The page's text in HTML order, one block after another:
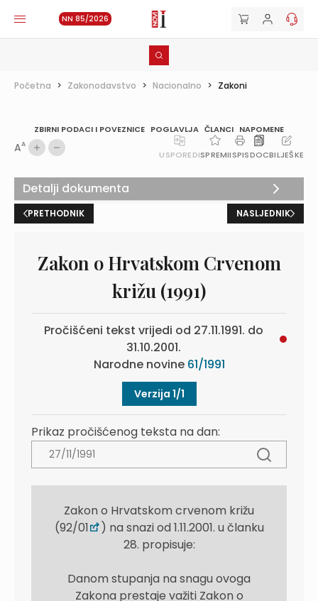
NN 85/2026
Početna > Zakonodavstvo > Nacionalno > Zakoni
ZBIRNI PODACI I POVEZNICE POGLAVLJA ČLANCI NAPOMENE
AA
USPOREDISPREMIISPISDOCBILJEŠKE
PRETHODNIK NASLJEDNIK
Zakon o Hrvatskom Crvenom
križu (1991)
Pročišćeni tekst vrijedi od 27.11.1991. do
31.10.2001.
Narodne novine 61/1991
Verzija 1/1
Prikaz pročišćenog teksta na dan:
Zakon o Hrvatskom crvenom križu
(92/01
) na snazi od 1.11.2001. u članku
28. propisuje:
Danom stupanja na snagu ovoga
Zakona prestaje važiti Zakon o
Detalji dokumenta